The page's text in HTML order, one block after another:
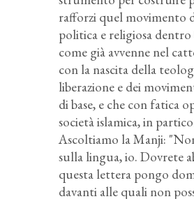
rafforzi quel movimento
politica e religiosa dentro
come già avvenne nel
con la nascita della
liberazione e dei
di base, e che con fatica
società islamica, in
Ascoltiamo la Manji:
sulla lingua, io. Dovrete
questa lettera pongo
davanti alle quali non